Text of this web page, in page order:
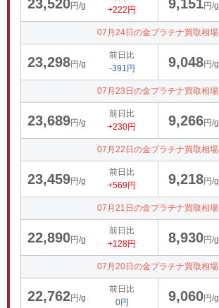
23,520円/g
+222円
9,151円/g
07月24日の金プラチナ買取相場
23,298円/g
前日比
-391円
9,048円/g
07月23日の金プラチナ買取相場
23,689円/g
前日比
+230円
9,266円/g
07月22日の金プラチナ買取相場
23,459円/g
前日比
+569円
9,218円/g
07月21日の金プラチナ買取相場
22,890円/g
前日比
+128円
8,930円/g
07月20日の金プラチナ買取相場
22,762円/g
前日比
0円
9,060円/g